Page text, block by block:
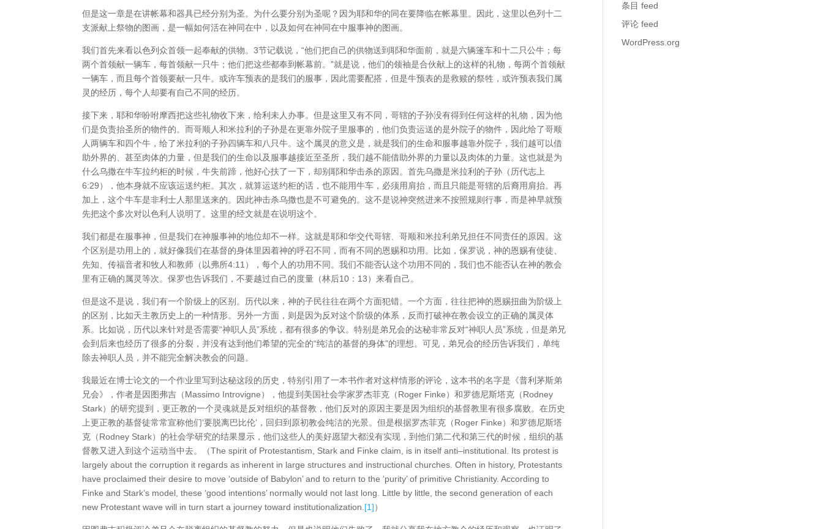
但是这一章是在讲帐幕和器具已经分别为圣。为什么要分别为圣呢？因为耶和华的同在要降临在帐幕里。因此，这里以色列十二
支派献上祭物的图画，是一幅如何活在神同在中，以及如何在神同在中服事神的图画。
我们首先来看以色列众首领一起奉献的供物。3节记载说，“他们把自己的供物送到耶和华面前，就是六辆篷车和十二只公牛；每
两个首领献一辆车，每首领献一只牛；他们把这些都奉到帐幕前。”就是说，他们的领袖是合伙献上的这样的礼物，每两个首领献
一辆车，而且每个首领要献一只牛。或许车预表的是我们的服事，因此需要配搭，但是牛预表的是救赎的祭牲，或许预表我们属
灵的经历，每个人却要有自己不同的经历。
接下来，耶和华吩咐摩西把这些礼物收下来，给利未人办事。但是这里又有不同，哥辖的子孙没有得到任何这样的礼物，因为他
们是负责抬圣所的物件的。而哥顺人和米拉利的子孙是在更靠外院子里服事的，他们负责运送的是外院子的物件，因此给了哥顺
人两辆车和四个牛，给了米拉利的子孙四辆车和八只牛。这个属灵的意义是，就是我们的生命和服事越靠外院子，我们越可以借
助外界的、甚至肉体的力量，但是我们的生命以及服事越接近至圣所，我们越不能借助外界的力量以及肉体的力量。这也就是为
什么乌撒在牛车拉约柜的时候，牛失前蹄，他好心扶了一下，却别耶和华击杀的原因。首先乌撒是米拉利的子孙（历代志上
6:29），他本身就不应该运送约柜。其次，就算运送约柜的话，也不能用牛车，必须用肩抬，而且只能是哥辖的后裔用肩抬。再
加上，这个牛车是非利士人那里送来的。因此神击杀乌撒也是不可避免的。这不是说神突然进来不按照规则行事，而是神早就预
先把这个多次对以色利人说明了。这里的经文就是在说明这个。
我们都是在服事神，但是我们在神服事神的地位却不一样。这就是耶和华交代哥辖、哥顺和米拉利弟兄担任不同责任的原因。这
个区别是功用上的，就好像我们在基督的身体里因着神的呼召不同，而有不同的恩赐和功用。比如，保罗说，神的恩赐有使徒、
先知、传福音者和牧人和教师（以弗所4:11），每个人的功用不同。我们不能否认这个功用不同的，我们也不能否认在神的教会
里有正确的属灵等次。保罗也告诉我们，不要越过自己的度量（林后10：13）来看自己。
但是这不是说，我们有一个阶级上的区别。历代以来，神的子民往往在两个方面犯错。一个方面，往往把神的恩赐扭曲为阶级上
的区别，比如天主教历史上的一种情形。另外一方面，则是因为反对这个阶级的体系，反而打破神在教会设立的正确的属灵体
系。比如说，历代以来针对是否需要“神职人员”系统，都有很多的争议。特别是弟兄会的达秘非常反对“神职人员”系统，但是弟兄
会到后来也经历了很多的分裂，并没有达到他们希望的完全的“纯洁的基督的身体”的理想。可见，弟兄会的经历告诉我们，单纯
除去神职人员，并不能完全解决教会的问题。
我最近在博士论文的一个作业里写到达秘这段的历史，特别引用了一本书作者对这样情形的评论，这本书的名字是《普利茅斯弟
兄会》，作者是因图弗吉（Massimo Introvigne），他提到美国社会学家罗杰菲克（Roger Finke）和罗德尼斯塔克（Rodney
Stark）的研究提到，更正教的一个灵魂就是反对组织的基督教，他们反对的原因主要是因为组织的基督教里有很多腐败。在历史
上更正教的基督徒常常宣称他们‘要脱离巴比伦’，回归到原初教会纯洁的光景。但是根据罗杰菲克（Roger Finke）和罗德尼斯塔
克（Rodney Stark）的社会学研究的结果显示，他们这些人的美好愿望大都没有实现，到他们第二代和第三代的时候，组织的基
督教又进入到这个运动当中去。（The spirit of Protestantism, Stark and Finke claim, is in itself anti–institutional. Its protest is
largely about the corruption it regards as inherent in large structures and instructional churches. Often in history, Protestants
have proclaimed their desire to move ‘outside of Babylon’ and to return to the ‘purity’ of primitive Christianity. According to
Finke and Stark’s model, these ‘good intentions’ normally would not last long. Little by little, the second generation of each
new Protestant wave will in turn start a journey toward institutionalization. [1]）
条目 feed
评论 feed
WordPress.org